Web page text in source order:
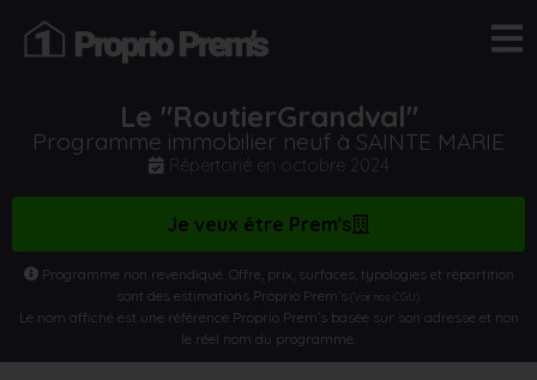
Le "RoutierGrandval"
Programme immobilier neuf à SAINTE MARIE
Répertorié en octobre 2024
Je veux être Prem's
Programme non revendiqué. Offre, prix, surfaces, typologies et répartition
sont des estimations Proprio Prem’s(Voir nos CGU)
Le nom affiché est une référence Proprio Prem’s basée sur son adresse et non
le réel nom du programme.